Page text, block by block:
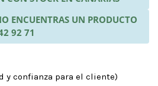
ENCUENTRAS UN PRODUCTO
92 71
y confianza para el cliente)